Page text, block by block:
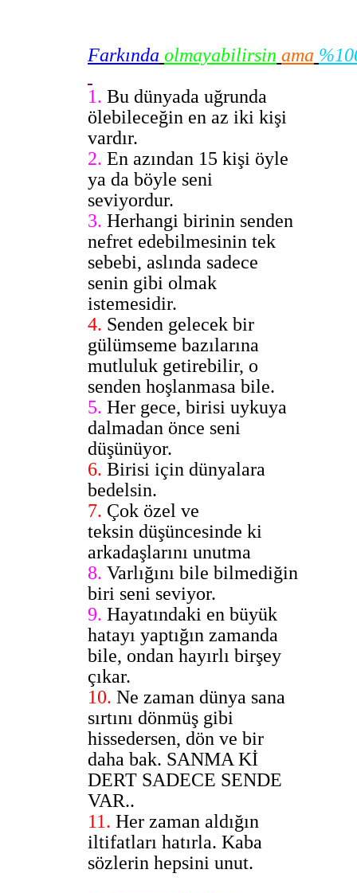
Farkında olmayabilirsin ama
1. Bu dünyada uğrunda
ölebileceğin en az iki kişi
vardır.
2. En azından 15 kişi öyle
ya da böyle seni
seviyordur.
3. Herhangi birinin senden
nefret edebilmesinin tek
sebebi, aslında sadece
senin gibi olmak
istemesidir.
4. Senden gelecek bir
gülümseme bazılarına
mutluluk getirebilir, o
senden hoşlanmasa bile.
5. Her gece, birisi uykuya
dalmadan önce seni
düşünüyor.
6. Birisi için dünyalara
bedelsin.
7. Çok özel ve
teksin düşüncesinde ki
arkadaşlarını unutma
8. Varlığını bile bilmediğin
biri seni seviyor.
9. Hayatındaki en büyük
hatayı yaptığın zamanda
bile, ondan hayırlı birşey
çıkar.
10. Ne zaman dünya sana
sırtını dönmüş gibi
hissedersen, dön ve bir
daha bak. SANMA Kİ
DERT SADECE SENDE
VAR..
11. Her zaman aldığın
iltifatları hatırla. Kaba
sözlerin hepsini unut.